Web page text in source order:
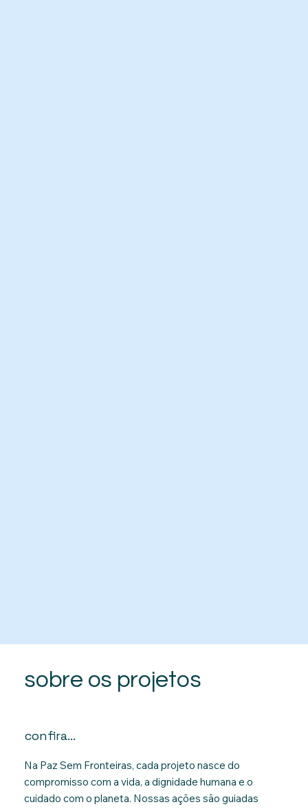
sobre os projetos
confira...
Na Paz Sem Fronteiras, cada projeto nasce do
compromisso com a vida, a dignidade humana e o
cuidado com o planeta. Nossas ações são guiadas